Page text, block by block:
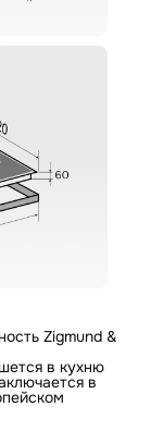
Zigmund &
в кухню
в